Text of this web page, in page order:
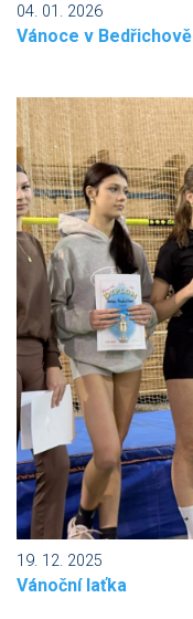
04. 01. 2026
Vánoce v Bedřichově
19. 12. 2025
Vánoční laťka